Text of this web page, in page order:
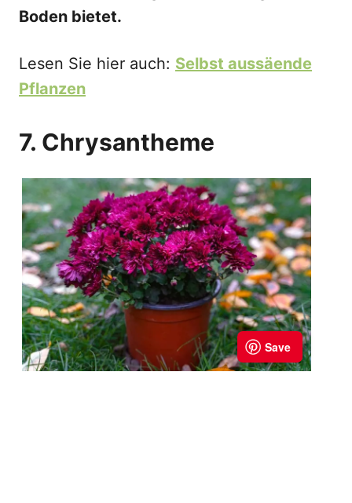
Boden bietet.
Lesen Sie hier auch: Selbst aussäende
Pflanzen
7. Chrysantheme